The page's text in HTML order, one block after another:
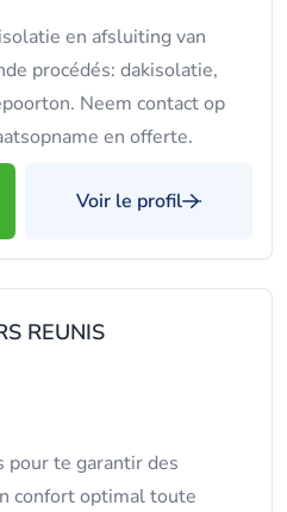
en afsluiting van
procédés: dakisolatie,
Neem contact op
en offerte.
Voir le profil
REUNIS
te garantir des
confort optimal toute